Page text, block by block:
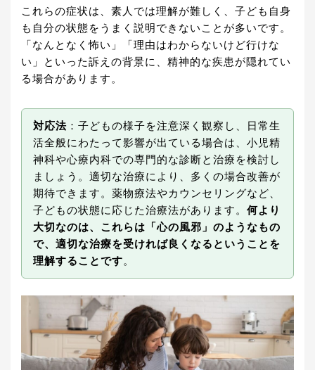
これらの症状は、素人では理解が難しく、子ども自身
も自分の状態をうまく説明できないことが多いです。
「なんとなく怖い」「理由はわからないけど行けな
い」といった訴えの背景に、精神的な疾患が隠れてい
る場合があります。
対応法 ：子どもの様子を注意深く観察し、日常生
活全般にわたって影響が出ている場合は、小児精
神科や心療内科での専門的な診断と治療を検討し
ましょう。適切な治療により、多くの場合改善が
期待できます。薬物療法やカウンセリングなど、
子どもの状態に応じた治療法があります。 何より
大切なのは、これらは「心の風邪」のようなもの
で、適切な治療を受ければ良くなるということを
理解することです。